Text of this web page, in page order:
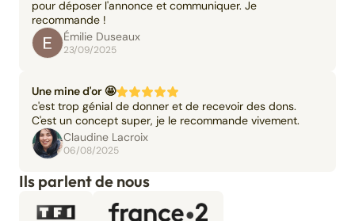
pour déposer l'annonce et communiquer. Je
recommande !
Émilie Duseaux
23/09/2025
Une mine d'or 🤩
c'est trop génial de donner et de recevoir des dons.
C'est un concept super, je le recommande vivement.
Claudine Lacroix
06/08/2025
Ils parlent de nous